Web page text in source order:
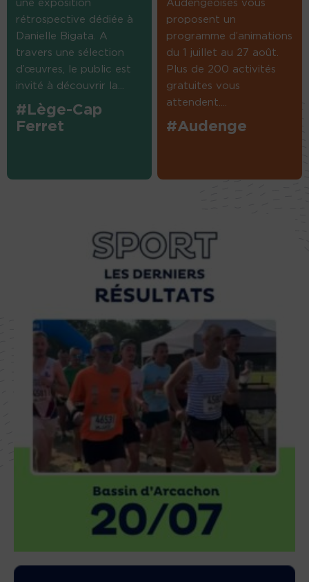
une exposition
rétrospective dédiée à
Danielle Bigata. A
travers une sélection
d’œuvres, le public est
invité à découvrir la...
#Lège-Cap
Ferret
Audengeoises vous
proposent un
programme d’animations
du 1 juillet au 27 août.
Plus de 200 activités
gratuites vous
attendent....
#Audenge